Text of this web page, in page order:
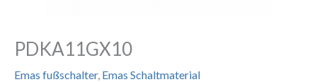
PDKA11GX10
Emas fußschalter, Emas Schaltmaterial